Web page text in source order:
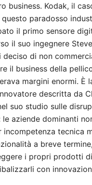
business. Kodak, il
paradosso
il primo sensore
il suo ingegnere
deciso di non
il business della
margini enormi. È
descritta da
suo studio sulle
le aziende dominanti
incompetenza tecnica
a breve
i propri prodotti
con